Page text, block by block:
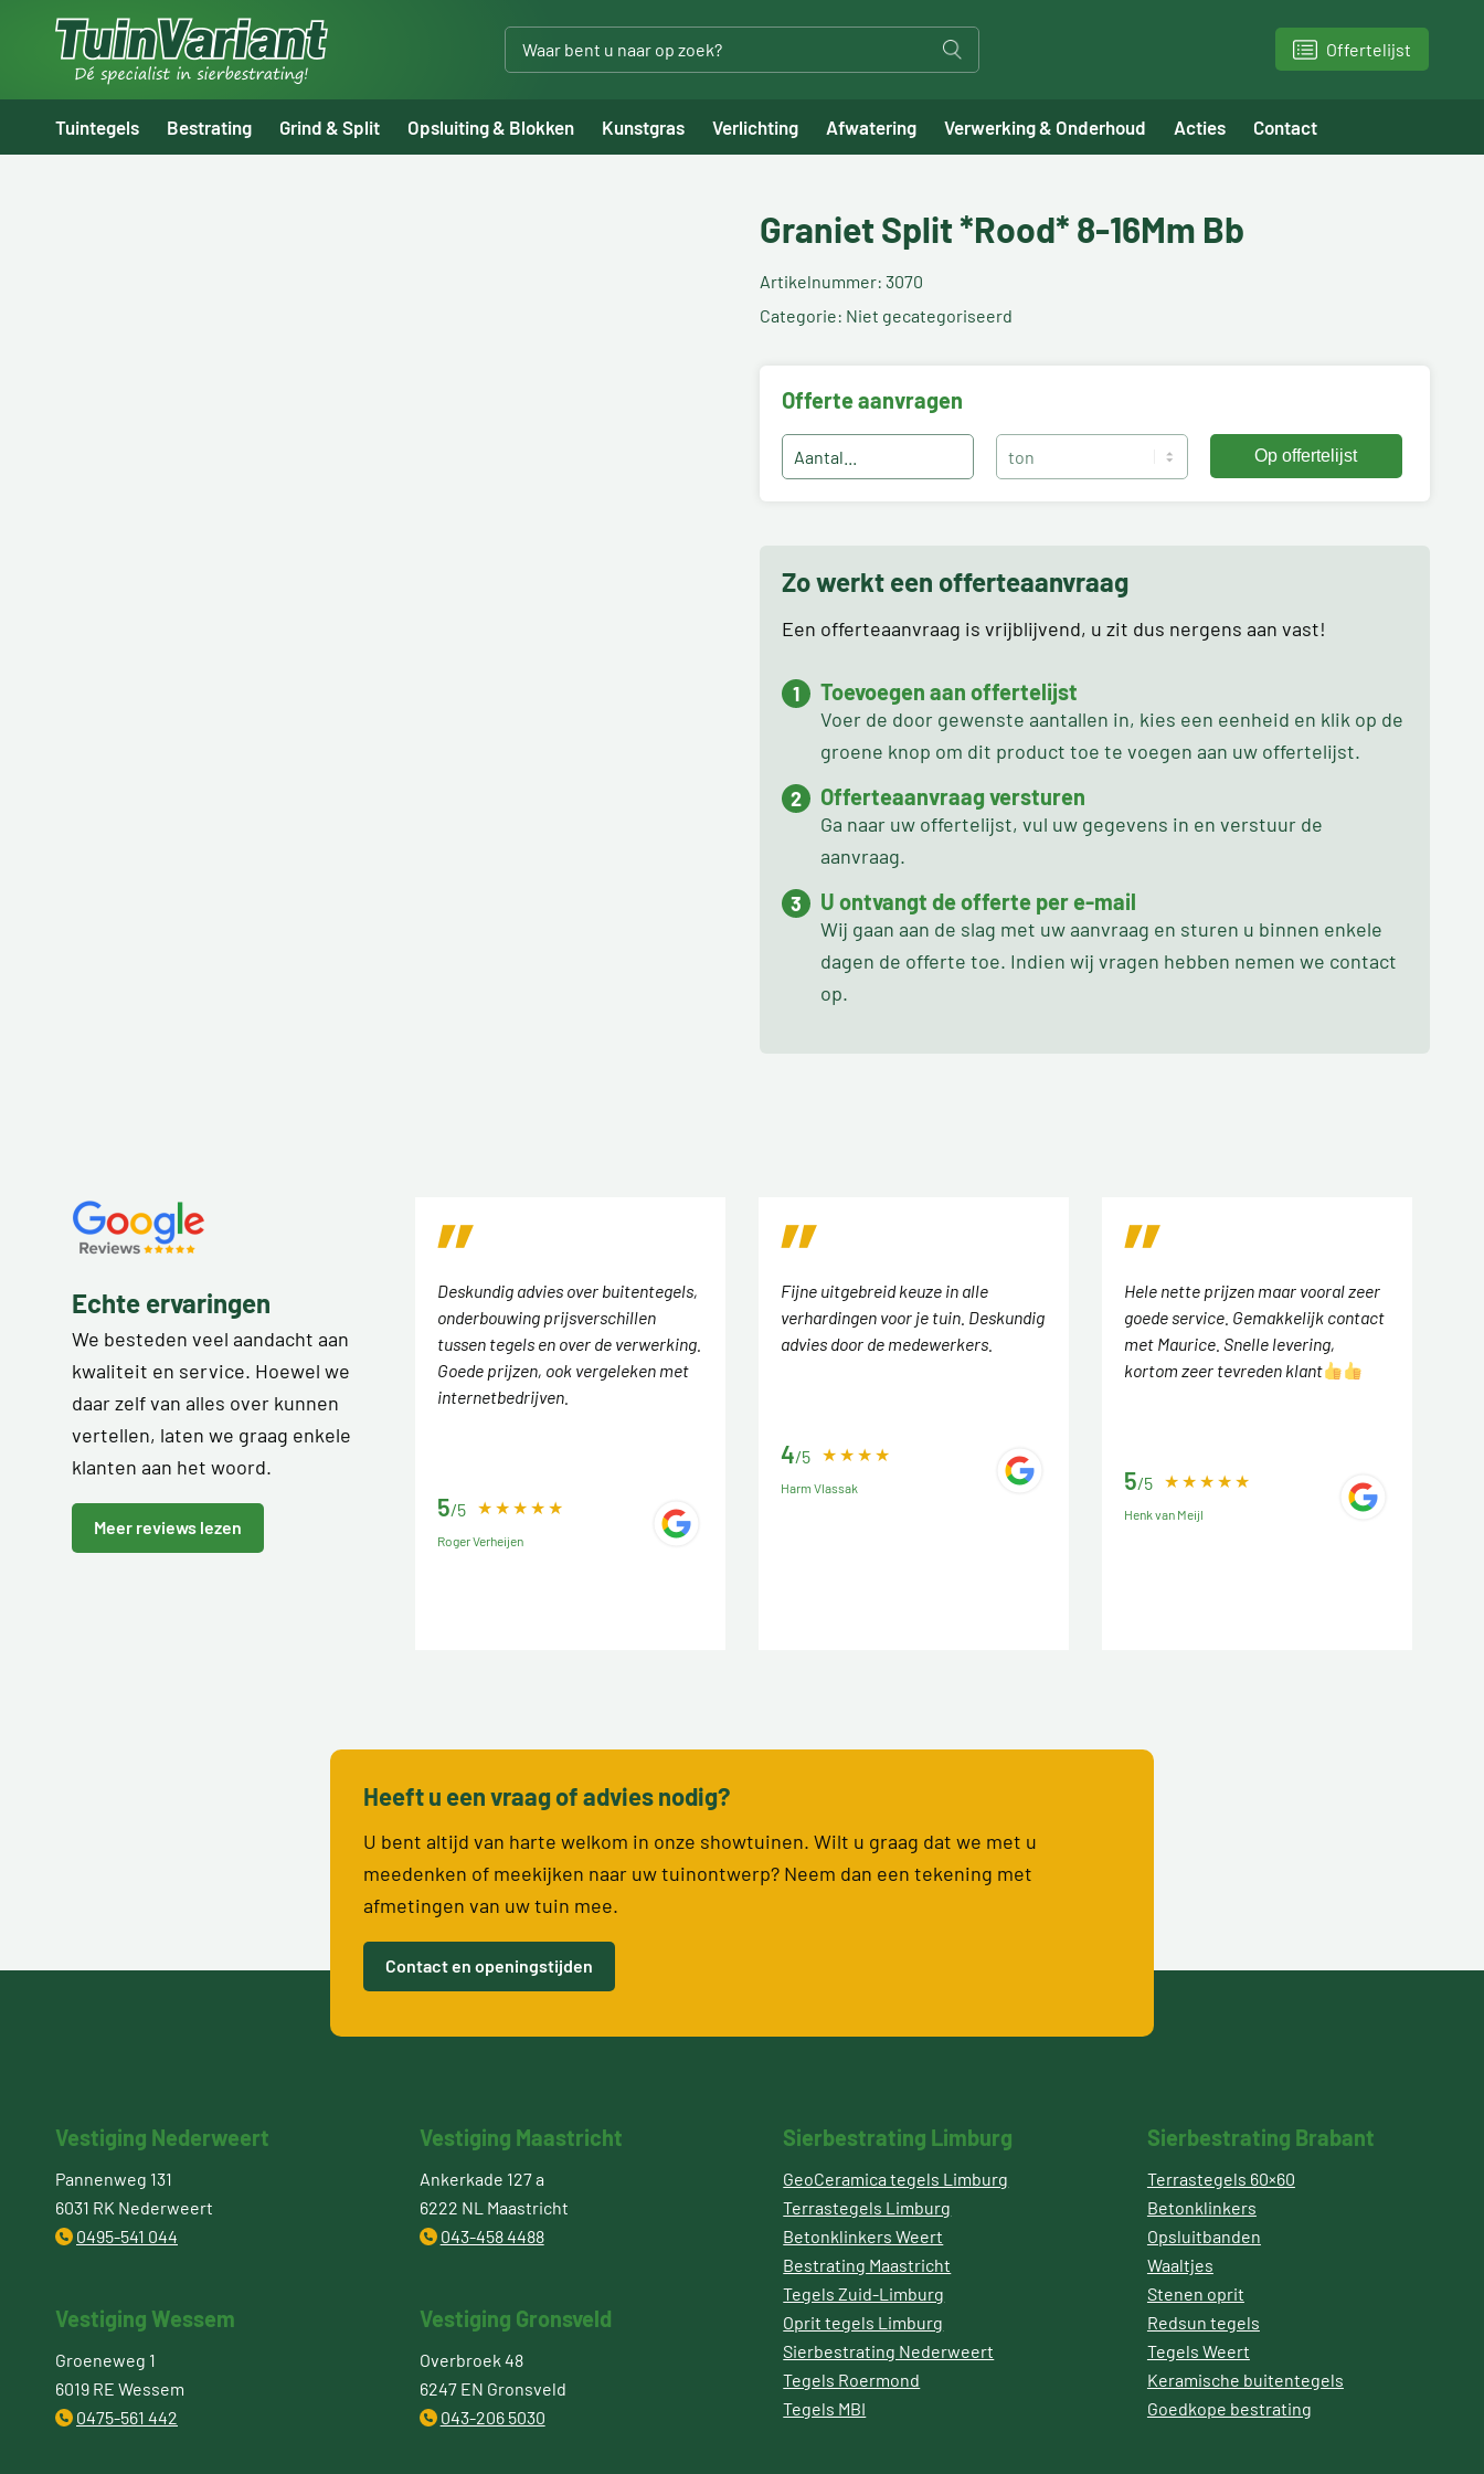
Offertelijst
Tuintegels Bestrating Grind & Split Opsluiting & Blokken Kunstgras Verlichting Afwatering Verwerking & Onderhoud Acties Contact
Graniet Split *Rood* 8-16Mm Bb
Artikelnummer: 3070
Categorie: Niet gecategoriseerd
Offerte aanvragen
Zo werkt een offerteaanvraag
Een offerteaanvraag is vrijblijvend, u zit dus nergens aan vast!
Toevoegen aan offertelijst
Voer de door gewenste aantallen in, kies een eenheid en klik op de
groene knop om dit product toe te voegen aan uw offertelijst.
Offerteaanvraag versturen
Ga naar uw offertelijst, vul uw gegevens in en verstuur de
aanvraag.
U ontvangt de offerte per e-mail
Wij gaan aan de slag met uw aanvraag en sturen u binnen enkele
dagen de offerte toe. Indien wij vragen hebben nemen we contact
op.
Echte ervaringen
We besteden veel aandacht aan
kwaliteit en service. Hoewel we
daar zelf van alles over kunnen
vertellen, laten we graag enkele
klanten aan het woord.
Meer reviews lezen
Deskundig advies over buitentegels,
onderbouwing prijsverschillen
tussen tegels en over de verwerking.
Goede prijzen, ook vergeleken met
internetbedrijven.
5/5
Roger Verheijen
Fijne uitgebreid keuze in alle
verhardingen voor je tuin. Deskundig
advies door de medewerkers.
4/5
Harm Vlassak
Hele nette prijzen maar vooral zeer
goede service. Gemakkelijk contact
met Maurice. Snelle levering,
kortom zeer tevreden klant
5/5
Henk van Meijl
Heeft u een vraag of advies nodig?
U bent altijd van harte welkom in onze showtuinen. Wilt u graag dat we met u
meedenken of meekijken naar uw tuinontwerp? Neem dan een tekening met
afmetingen van uw tuin mee.
Contact en openingstijden
Vestiging Nederweert
Pannenweg 131
6031 RK Nederweert
0495-541 044
Vestiging Wessem
Groeneweg 1
6019 RE Wessem
0475-561 442
Vestiging Maastricht
Ankerkade 127 a
6222 NL Maastricht
043-458 4488
Vestiging Gronsveld
Overbroek 48
6247 EN Gronsveld
043-206 5030
Sierbestrating Limburg
GeoCeramica tegels Limburg
Terrastegels Limburg
Betonklinkers Weert
Bestrating Maastricht
Tegels Zuid-Limburg
Oprit tegels Limburg
Sierbestrating Nederweert
Tegels Roermond
Tegels MBI
Sierbestrating Brabant
Terrastegels 60×60
Betonklinkers
Opsluitbanden
Waaltjes
Stenen oprit
Redsun tegels
Tegels Weert
Keramische buitentegels
Goedkope bestrating